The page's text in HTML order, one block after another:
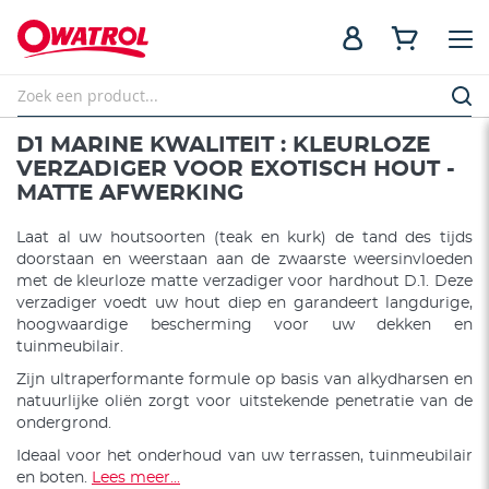
D1 MARINE KWALITEIT : KLEURLOZE
VERZADIGER VOOR EXOTISCH HOUT -
MATTE AFWERKING
Laat al uw houtsoorten (teak en kurk) de tand des tijds
doorstaan en weerstaan aan de zwaarste weersinvloeden
met de kleurloze matte verzadiger voor hardhout D.1. Deze
verzadiger voedt uw hout diep en garandeert langdurige,
hoogwaardige bescherming voor uw dekken en
tuinmeubilair.
Zijn ultraperformante formule op basis van alkydharsen en
natuurlijke oliën zorgt voor uitstekende penetratie van de
ondergrond.
Ideaal voor het onderhoud van uw terrassen, tuinmeubilair
en boten. Lees meer...